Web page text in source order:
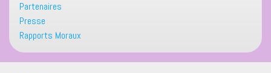
Partenaires
Presse
Rapports Moraux